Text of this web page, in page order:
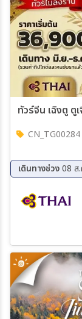
ทัวร์จีน เฉิงตู ตู
CN_TG00284
เดินทางช่วง08 ส
12 ก.ย. 69 - 16 ก.
06 ต.ค. 69 - 10 ต.
07 ธ.ค. 69 - 11 ธ